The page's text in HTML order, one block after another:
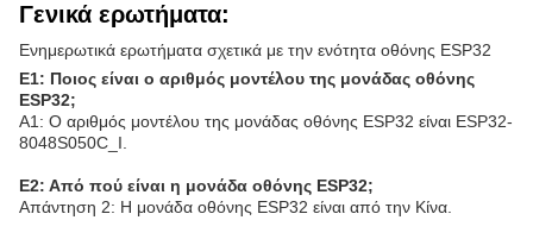
Γενικά ερωτήματα:
Ενημερωτικά ερωτήματα σχετικά με την ενότητα οθόνης ESP32
Ε1: Ποιος είναι ο αριθμός μοντέλου της μονάδας οθόνης
ESP32;
Α1: Ο αριθμός μοντέλου της μονάδας οθόνης ESP32 είναι ESP32-
8048S050C_I.
Ε2: Από πού είναι η μονάδα οθόνης ESP32;
Απάντηση 2: Η μονάδα οθόνης ESP32 είναι από την Κίνα.